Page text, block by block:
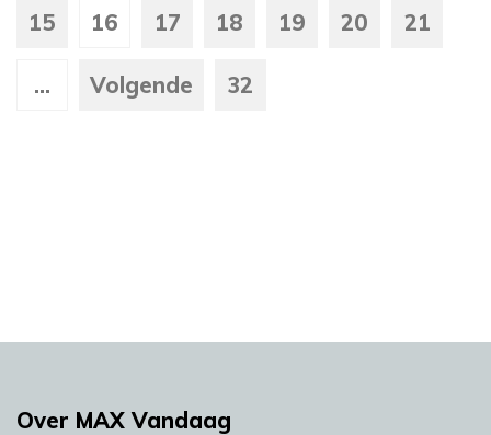
15 16 17 18 19 20 21
... Volgende 32
Over MAX Vandaag